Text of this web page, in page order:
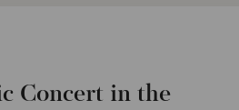
Concert in the